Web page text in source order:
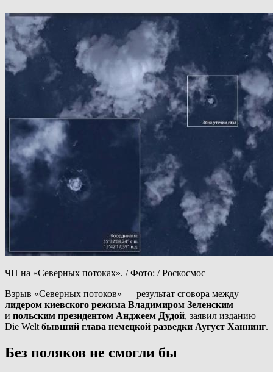
ЧП на «Северных потоках». / Фото: / Роскосмос
Взрыв «Северных потоков» — результат сговора между
лидером киевского режима Владимиром Зеленским
и польским президентом Анджеем Дудой, заявил изданию
Die Welt бывший глава немецкой разведки Аугуст Ханнинг.
Без поляков не смогли бы